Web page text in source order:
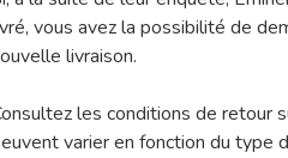
vous avez la possibilité de
livraison.
les conditions de retour
varier en fonction du type